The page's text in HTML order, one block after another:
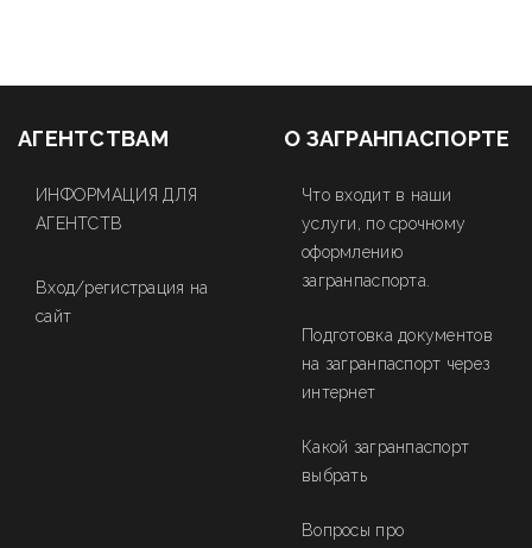
АГЕНТСТВАМ
ИНФОРМАЦИЯ ДЛЯ
АГЕНТСТВ
Вход/регистрация на
сайт
О ЗАГРАНПАСПОРТЕ
Что входит в наши
услуги, по срочному
оформлению
загранпаспорта.
Подготовка документов
на загранпаспорт через
интернет
Какой загранпаспорт
выбрать
Вопросы про